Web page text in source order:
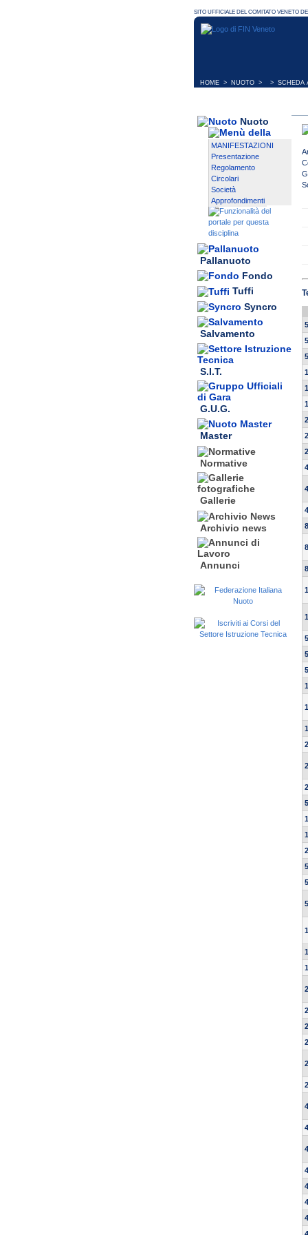
HOME > NUOTO > > SCHEDA
Nuoto
MANIFESTAZIONI
Presentazione
Regolamento
Circolari
Società
Approfondimenti
Pallanuoto
Fondo
Tuffi
Syncro
Salvamento
S.I.T.
G.U.G.
Master
Normative
Gallerie
Archivio news
Annunci